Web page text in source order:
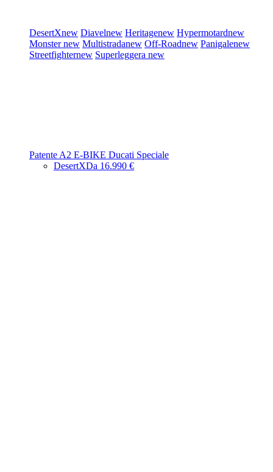
DesertXnew Diavelnew Heritagenew Hypermotardnew
Monsternew Multistradanew Off-Roadnew Panigalenew
Streetfighternew Superleggera new
Patente A2 E-BIKE Ducati Speciale
DesertXDa 16.990 €